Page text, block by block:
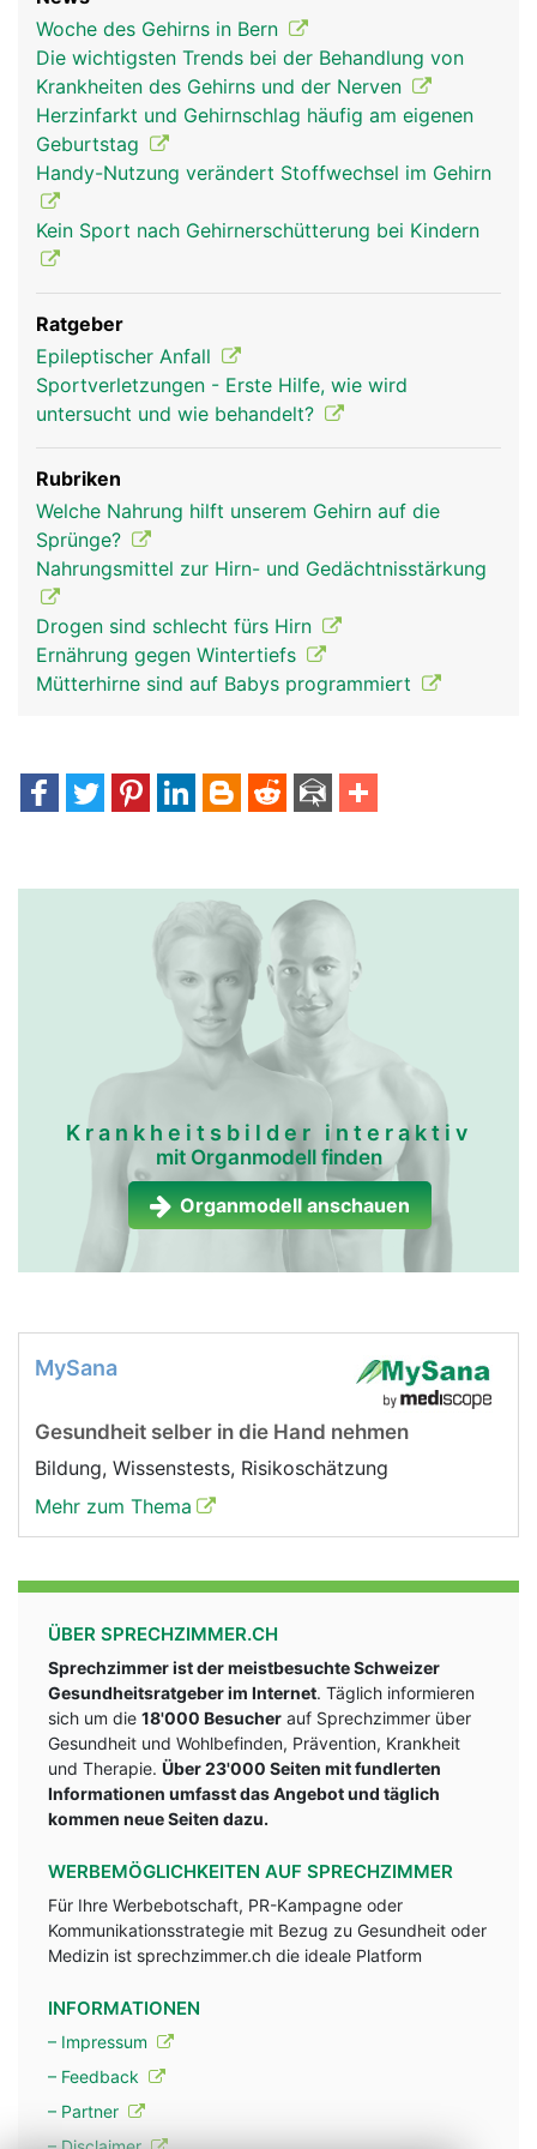
hirn frau
kopf Links Mann
Woche des Gehirns in Bern
Die wichtigsten Trends bei der Behandlung von
Krankheiten des Gehirns und der Nerven
Herzinfarkt und Gehirnschlag häufig am eigenen
Geburtstag
Handy-Nutzung verändert Stoffwechsel im Gehirn
Kein Sport nach Gehirnerschütterung bei Kindern
Ratgeber
Epileptischer Anfall
Sportverletzungen - Erste Hilfe, wie wird
untersucht und wie behandelt?
Rubriken
Welche Nahrung hilft unserem Gehirn auf die
Sprünge?
Nahrungsmittel zur Hirn- und Gedächtnisstärkung
Drogen sind schlecht fürs Hirn
Ernährung gegen Wintertiefs
Mütterhirne sind auf Babys programmiert
Krankheitsbilder interaktiv
mit Organmodell finden
Organmodell anschauen
MySana
Gesundheit selber in die Hand nehmen
Bildung, Wissenstests, Risikoschätzung
Mehr zum Thema
ÜBER SPRECHZIMMER.CH
Sprechzimmer ist der meistbesuchte Schweizer
Gesundheitsratgeber im Internet. Täglich informieren
sich um die 18'000 Besucher auf Sprechzimmer über
Gesundheit und Wohlbefinden, Prävention, Krankheit
und Therapie. Über 23'000 Seiten mit fundlerten
Informationen umfasst das Angebot und täglich
kommen neue Seiten dazu.
WERBEMÖGLICHKEITEN AUF SPRECHZIMMER
Für Ihre Werbebotschaft, PR-Kampagne oder
Kommunikationsstrategie mit Bezug zu Gesundheit oder
Medizin ist sprechzimmer.ch die ideale Platform
INFORMATIONEN
– Impressum
– Feedback
– Partner